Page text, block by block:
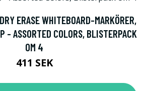
ERASE WHITEBOARD-MARKÖRER,
- ASSORTED COLORS, BLISTERPACK
OM 4
411 SEK